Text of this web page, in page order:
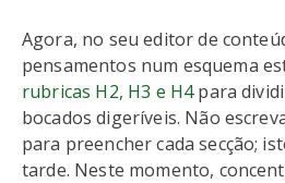
Agora, no seu editor de
pensamentos num esquema
rubricas H2, H3 e H4para
bocados digeríveis. Não
para preencher cada secção;
tarde. Neste momento,